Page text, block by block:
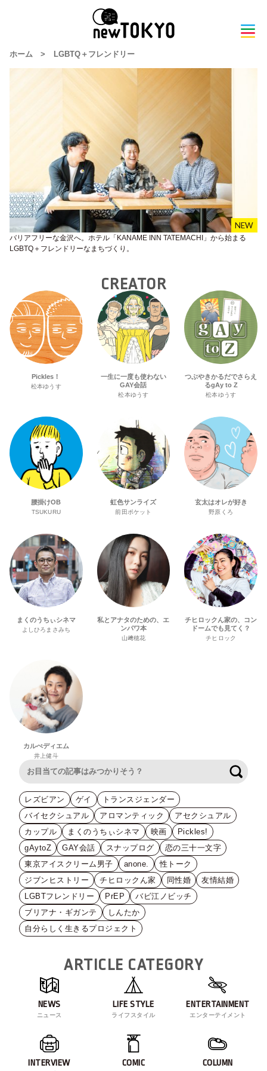
ホーム > LGBTQ＋フレンドリー
バリアフリーな金沢へ。ホテル「KANAME INN TATEMACHI」から始まる
LGBTQ＋フレンドリーなまちづくり。
CREATOR
Pickles！
松本ゆうす
一生に一度も使わない
GAY会話
松本ゆうす
つぶやきかるだでさらえ
るgAy to Z
松本ゆうす
腰掛けOB
TSUKURU
虹色サンライズ
前田ポケット
玄太はオレが好き
野原くろ
まくのうちぃシネマ
よしひろまさみち
私とアナタのための、エ
ンパワ本
山﨑穂花
チヒロックん家の、コン
ドームでも見てく？
チヒロック
カルぺディエム
井上健斗
レズビアン ゲイ
トランスジェンダー
バイセクシュアル
アロマンティック
アセクシュアル
カップル
まくのうちぃシネマ 映画
Pickles!
gAytoZ
GAY会話 スナップログ
恋の三十一文字
東京アイスクリーム男子
anone.
性トーク
ジブンヒストリー
チヒロックん家 同性婚
友情結婚
LGBTフレンドリー
PrEP
バビ江ノビッチ
ブリアナ・ギガンテ
しんたか
自分らしく生きるプロジェクト
ARTICLE CATEGORY
NEWS
ニュース
LIFE STYLE
ライフスタイル
ENTERTAINMENT
エンターテイメント
INTERVIEW COMIC COLUMN